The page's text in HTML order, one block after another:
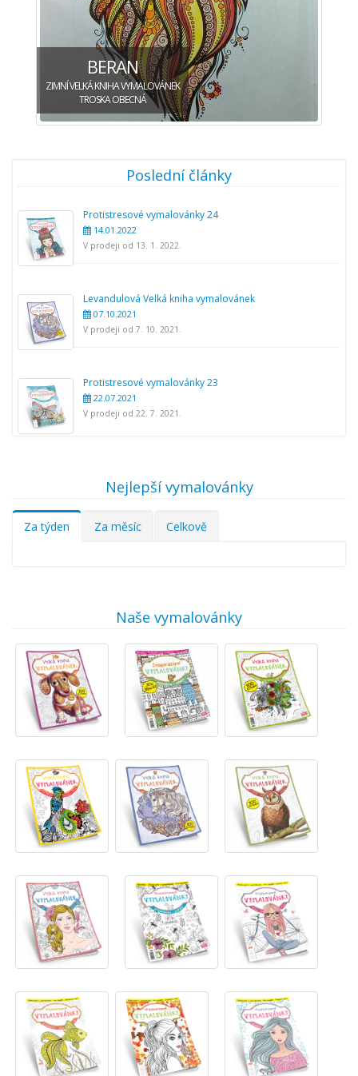
Poslední články
Protistresové vymalovánky 24
14.01.2022
V prodeji od 13. 1. 2022.
Levandulová Velká kniha vymalovánek
07.10.2021
V prodeji od 7. 10. 2021.
Protistresové vymalovánky 23
22.07.2021
V prodeji od 22. 7. 2021.
Nejlepší vymalovánky
Za týden Za měsíc Celkově
Naše vymalovánky
BERAN
ZIMNÍ VELKÁ KNIHA VYMALOVÁNEK
TROSKA OBECNÁ